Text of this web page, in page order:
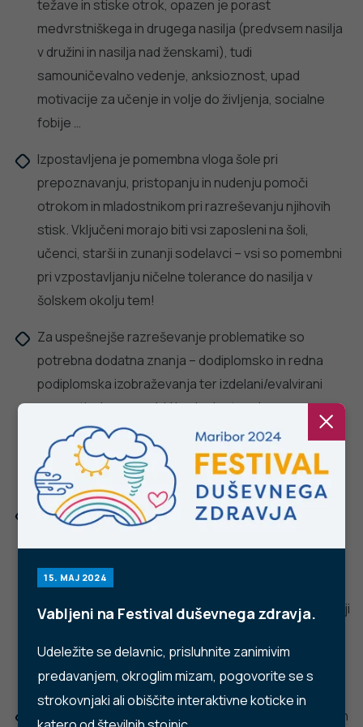
javno
zdravje
PODROBNO
Nasveti za varno in veselo noč čarovnic
PODROBNO
Tedensko spremljanje respiratornega
sincicijskega virusa (RSV)
Stopite v stik z nami
Ne najdete odgovora na vaše vprašanje? Zastavite nam
vprašanje!
POŠLJI VPRAŠANJE
Facebook Twitter
YouTube Instagram